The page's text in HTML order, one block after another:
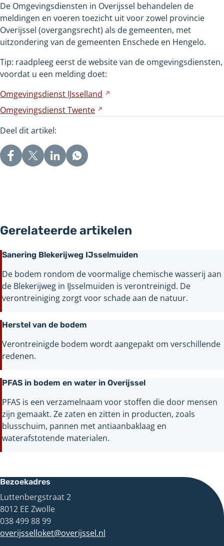
andere
website
De Omgevingsdiensten in Overijssel behandelen de
meldingen en voeren toezicht uit voor zowel provincie
Overijssel (overgangsrecht) als de gemeenten, met
uitzondering van de gemeenten Enschede en Hengelo.
Tip: raadpleeg eerst de website van de omgevingsdiensten,
voordat u een melding doet:
Omgevingsdienst IJsselland
een
OmgevingsdienstTwente
Deel dit artikel:
Gerelateerde artikelen
Sanering Blekerijweg IJsselmuiden
De bodem rondom de voormalige chemische wasserij aan
de Blekerijweg in IJsselmuiden is verontreinigd. De
verontreiniging zorgt voor schade aan de natuur.
Herstel van de bodem
Verontreinigde bodem wordt aangepakt om verschillende
redenen.
PFAS in bodem en water in Overijssel
PFAS is een verzamelnaam voor stoffen die door mensen
zijn gemaakt. Ze zaten en zitten in producten, zoals
blusschuim, pannen met antiaanbaklaag en
waterafstotende materialen.
Bezoekadres
Luttenbergstraat 2
8012 EE Zwolle
038 499 88 99
overijsselloket@overijssel.nl